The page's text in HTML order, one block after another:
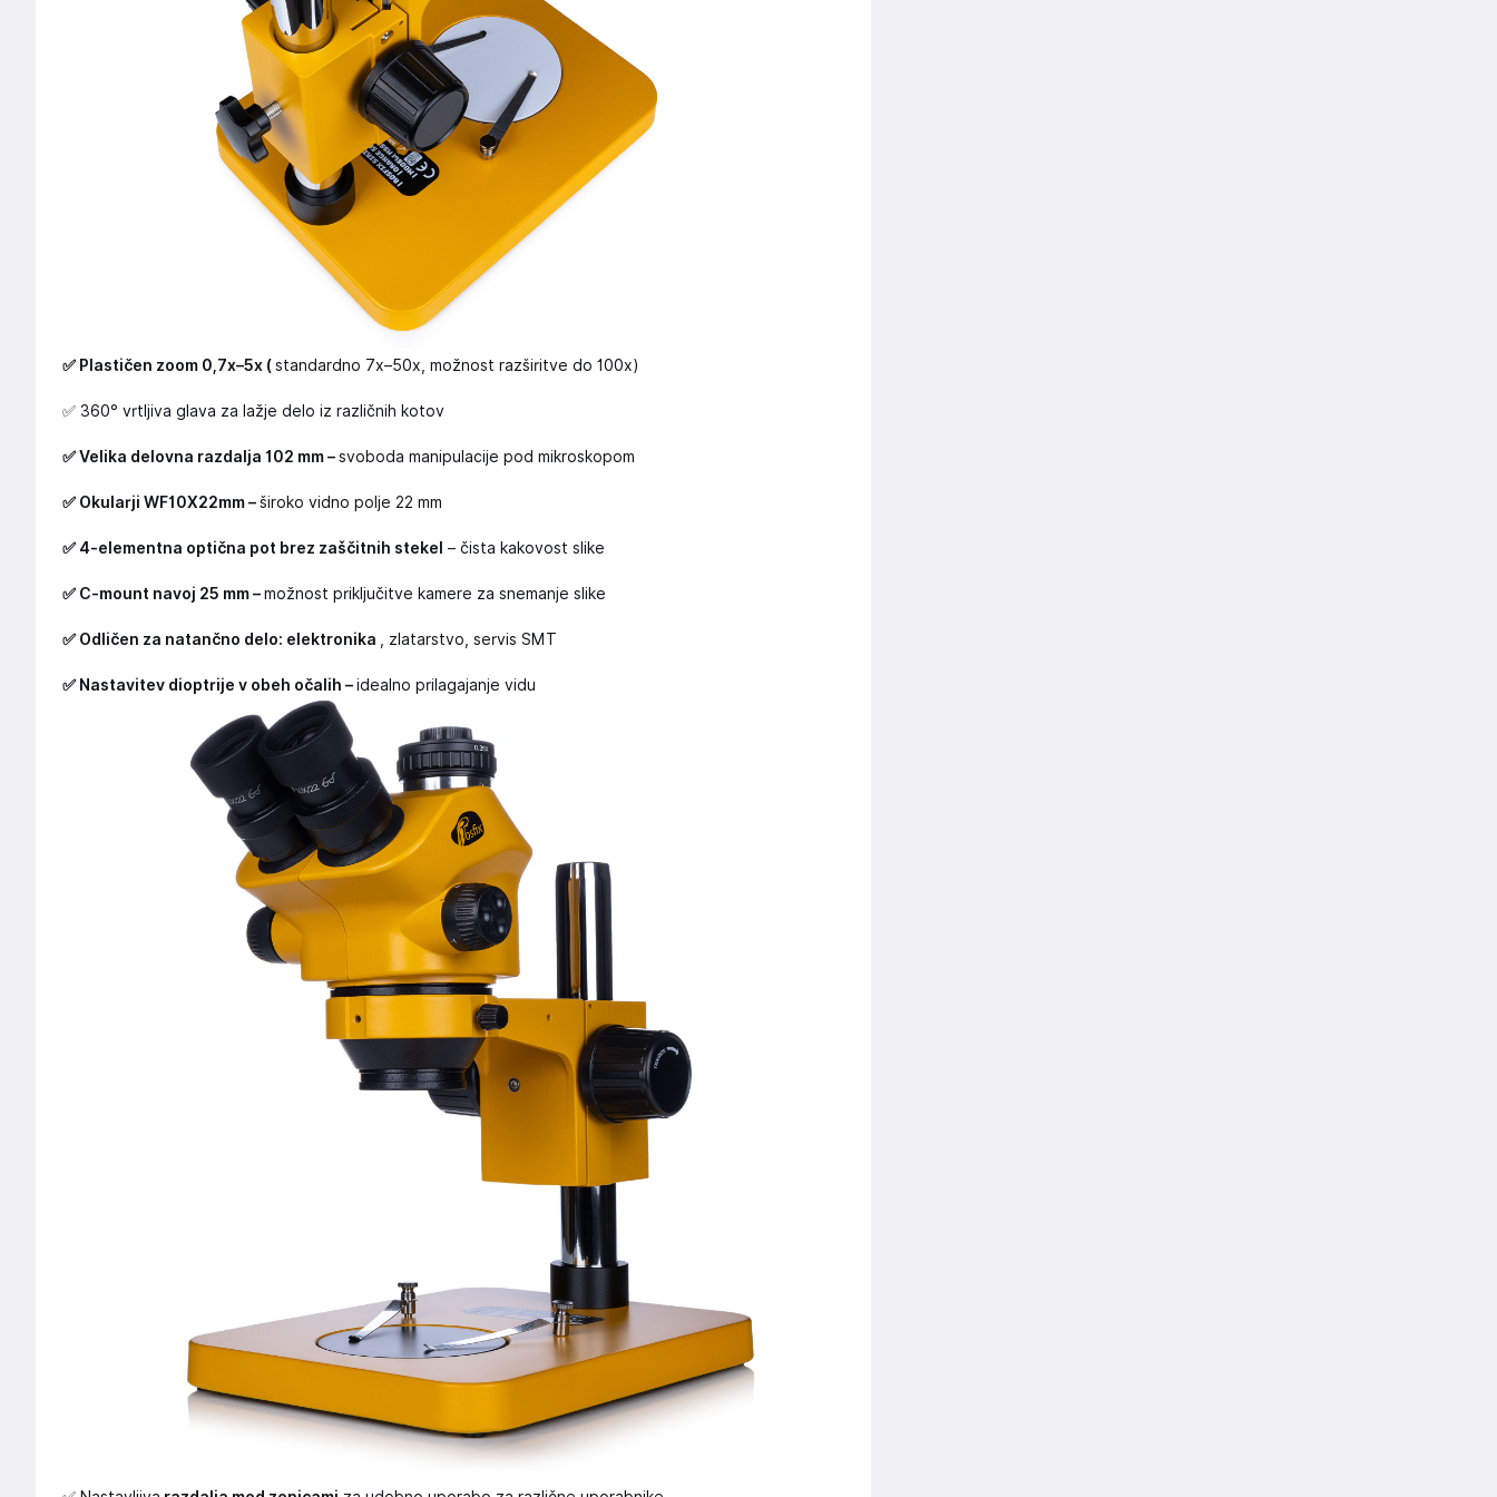
✅ Plastičen zoom 0,7x–5x (standardno 7x–50x, možnost razširitve do 100x)
✅ 360° vrtljiva glava za lažje delo iz različnih kotov
✅ Velika delovna razdalja 102 mm –svoboda manipulacije pod mikroskopom
✅ Okularji WF10X22mm –široko vidno polje 22 mm
✅ 4-elementna optična pot brez zaščitnih stekel – čista kakovost slike
✅ C-mount navoj 25 mm –možnost priključitve kamere za snemanje slike
✅ Odličen za natančno delo: elektronika , zlatarstvo, servis SMT
✅ Nastavitev dioptrije v obeh očalih –idealno prilagajanje vidu